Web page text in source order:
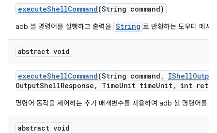
executeShellCommand(String command)
adb 셸 명령어를 실행하고 출력을 String 로 반환하는 도우미 메서
abstract void
executeShellCommand(String command , IShellOutput
OutputShellResponse , TimeUnit timeUnit, int retry
명령어 동작을 제어하는 추가 매개변수를 사용하여 adb 셸 명령어를
abstract void